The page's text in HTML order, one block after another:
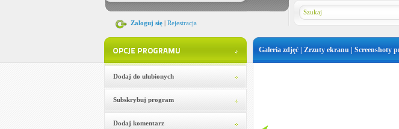
Zaloguj się| Rejestracja
Dodaj do ulubionych
Subskrybuj program
Dodaj komentarz
Galeria zdjęć | Zrzuty ekranu | Screenshoty